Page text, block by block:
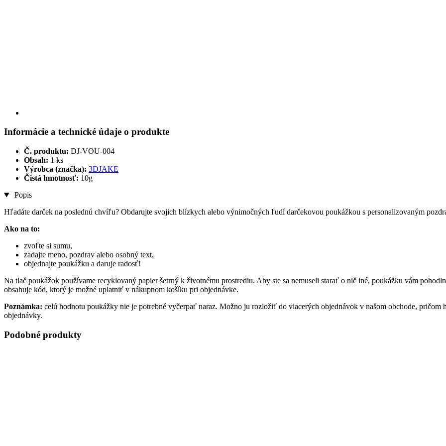
Informácie a technické údaje o produkte
Č. produktu: DJ-VOU-004
Obsah: 1 ks
Výrobca (značka): 3DJAKE
Čistá hmotnosť: 10g
Popis
Hľadáte darček na poslednú chvíľu? Obdarujte svojich blízkych alebo výnimočných ľudí darčekovou poukážkou s personalizovaným
Ako na to:
zvoľte si sumu,
zadajte meno, pozdrav alebo osobný text,
objednajte poukážku a daruje radosť!
Na tlač poukážok používame recyklovaný papier šetrný k životnému prostrediu. Aby ste sa nemuseli starať o nič iné, poukážku vám
obsahuje kód, ktorý je možné uplatniť v nákupnom košíku pri objednávke.
Poznámka: celú hodnotu poukážky nie je potrebné vyčerpať naraz. Možno ju rozložiť do viacerých objednávok v našom obchode, pričom
objednávky.
Podobné produkty